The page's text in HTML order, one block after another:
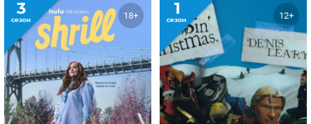
3
сезон 18+ 1
сезон 12+